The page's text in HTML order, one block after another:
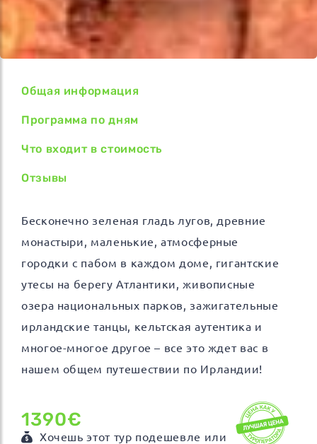
Общая информация
Программа по дням
Что входит в стоимость
Отзывы
Бесконечно зеленая гладь лугов, древние
монастыри, маленькие, атмосферные
городки с пабом в каждом доме, гигантские
утесы на берегу Атлантики, живописные
озера национальных парков, зажигательные
ирландские танцы, кельтская аутентика и
многое-многое другое – все это ждет вас в
нашем общем путешествии по Ирландии!
1390€
Хочешь этот тур подешевле или